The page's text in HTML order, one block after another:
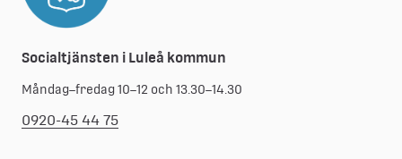
Socialtjänsten i Luleå kommun
Måndag–fredag 10–12 och 13.30–14.30
0920-45 44 75